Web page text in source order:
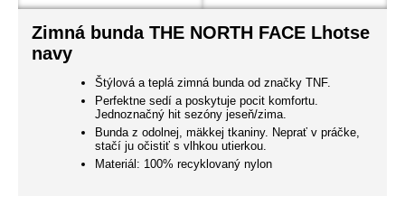
Zimná bunda THE NORTH FACE Lhotse
navy
Štýlová a teplá zimná bunda od značky TNF.
Perfektne sedí a poskytuje pocit komfortu.
Jednoznačný hit sezóny jeseň/zima.
Bunda z odolnej, mäkkej tkaniny. Neprať v práčke,
stačí ju očistiť s vlhkou utierkou.
Materiál: 100% recyklovaný nylon